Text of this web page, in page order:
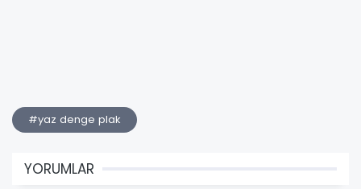
#yaz denge plak
YORUMLAR